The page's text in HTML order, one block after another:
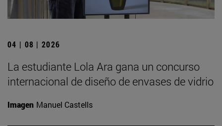
04 | 08 | 2026
La estudiante Lola Ara gana un concurso
internacional de diseño de envases de vidrio
Imagen Manuel Castells